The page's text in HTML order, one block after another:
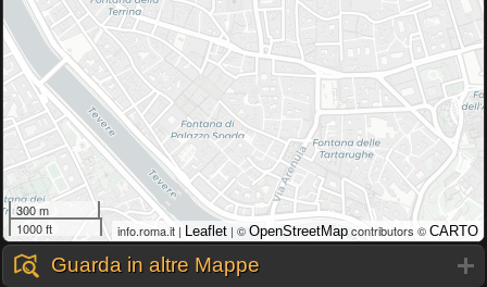
300 m
1000 ft
info.roma.it | Leaflet | © OpenStreetMapcontributors © CARTO
Guarda in altre Mappe